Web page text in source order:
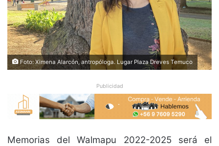
Foto: Ximena Alarcón, antropóloga. Lugar Plaza Dreves Temuco
Publicidad
Memorias del Walmapu 2022-2025 será el